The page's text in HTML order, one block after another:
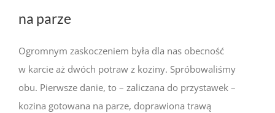
na parze
Ogromnym zaskoczeniem była dla nas obecność
w karcie aż dwóch potraw z koziny. Spróbowaliśmy
obu. Pierwsze danie, to – zaliczana do przystawek –
kozina gotowana na parze, doprawiona trawą